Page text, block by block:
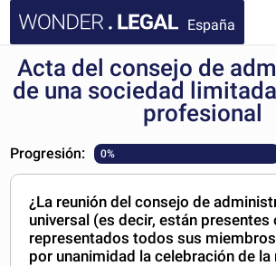
España
INICIO
FAQ
MI CUENTA
Acta del consejo de
de una sociedad
profesional
Progresión: 0%
¿La reunión del consejo de
universal (es decir, están presentes
representados todos sus
por unanimidad la celebración de la